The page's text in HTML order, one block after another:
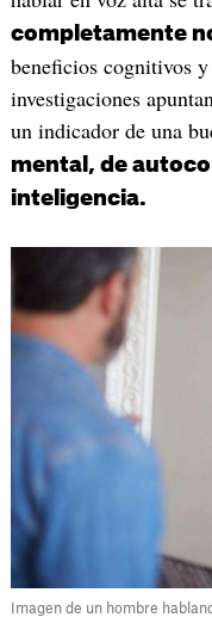
completamente
beneficios cognitivos
investigaciones
un indicador de una
mental, de
inteligencia.
Imagen de un hombre